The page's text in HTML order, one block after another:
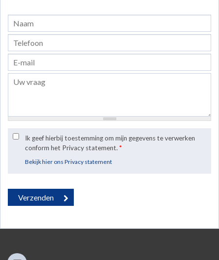
Ik geef hierbij toestemming om mijn gegevens te verwerken
conform het Privacy statement. *
Bekijk hier ons Privacy statement